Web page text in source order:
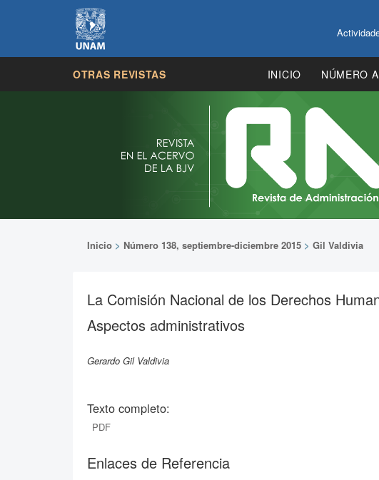
OTRAS REVISTAS INICIO NÚMERO
Inicio > Número 138, septiembre-diciembre 2015 > Gil Valdivia
La Comisión Nacional de los Derechos
Aspectos administrativos
Gerardo Gil Valdivia
Texto completo:
PDF
Enlaces de Referencia